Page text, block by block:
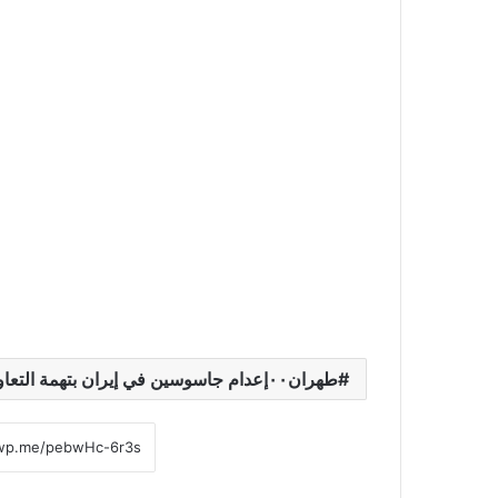
طهران٠٠إعدام جاسوسين في إيران بتهمة التعاون مع الموساد